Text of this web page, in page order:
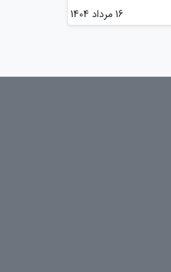
16 مرداد 1404